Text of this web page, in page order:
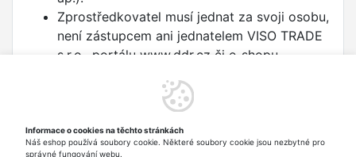
Zprostředkovatel musí jednat za svoji osobu,
není zástupcem ani jednatelem VISO TRADE
s.r.o., portálu www.ddr.cz či e-shopu
Porušení některého z pravidel má za
následek okamžité přerušení spolupráce a
zprostředkovatel ztrácí nárok na vyplacení
již naspořené částky.
Informace o cookies na těchto stránkách
Náš eshop používá soubory cookie. Některé soubory cookie jsou nezbytné pro
správné fungování webu.